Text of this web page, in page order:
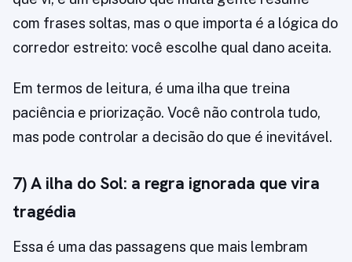
com frases soltas, mas o que importa é a lógica do
corredor estreito: você escolhe qual dano aceita.
Em termos de leitura, é uma ilha que treina
paciência e priorização. Você não controla tudo,
mas pode controlar a decisão do que é inevitável.
7) A ilha do Sol: a regra ignorada que vira
tragédia
Essa é uma das passagens que mais lembram